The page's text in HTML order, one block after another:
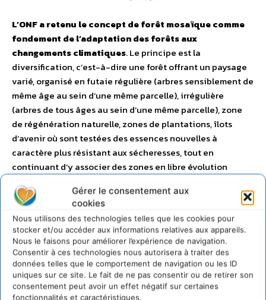
Gérer le consentement aux
cookies
Nous utilisons des technologies telles que les cookies pour
stocker et/ou accéder aux informations relatives aux appareils.
Nous le faisons pour améliorer l’expérience de navigation.
Consentir à ces technologies nous autorisera à traiter des
données telles que le comportement de navigation ou les ID
uniques sur ce site. Le fait de ne pas consentir ou de retirer son
consentement peut avoir un effet négatif sur certaines
fonctionnalités et caractéristiques.
L’ONF a retenu le concept de forêt mosaïque comme
fondement de l’adaptation des forêts aux
changements climatiques. Le principe est la
diversification, c’est-à-dire une forêt offrant un paysage
varié, organisé en futaie régulière (arbres sensiblement de
même âge au sein d’une même parcelle), irrégulière
(arbres de tous âges au sein d’une même parcelle), zone
de régénération naturelle, zones de plantations, îlots
d’avenir où sont testées des essences nouvelles à
caractère plus résistant aux sécheresses, tout en
continuant d’y associer des zones en libre évolution
pour préserver la biodiversité.
2 – Privilégier la régénération
naturelle
La régénération naturelle compte encore pour 80%